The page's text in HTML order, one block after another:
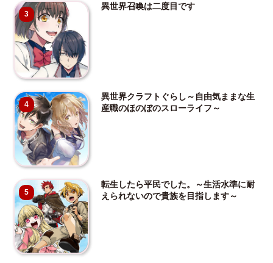
3
異世界召喚は二度目です
4
異世界クラフトぐらし～自由気ままな生
産職のほのぼのスローライフ～
5
転生したら平民でした。～生活水準に耐
えられないので貴族を目指します～